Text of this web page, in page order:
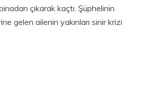
çıkarak kaçtı. Şüphelinin
gelen ailenin yakınları sinir krizi